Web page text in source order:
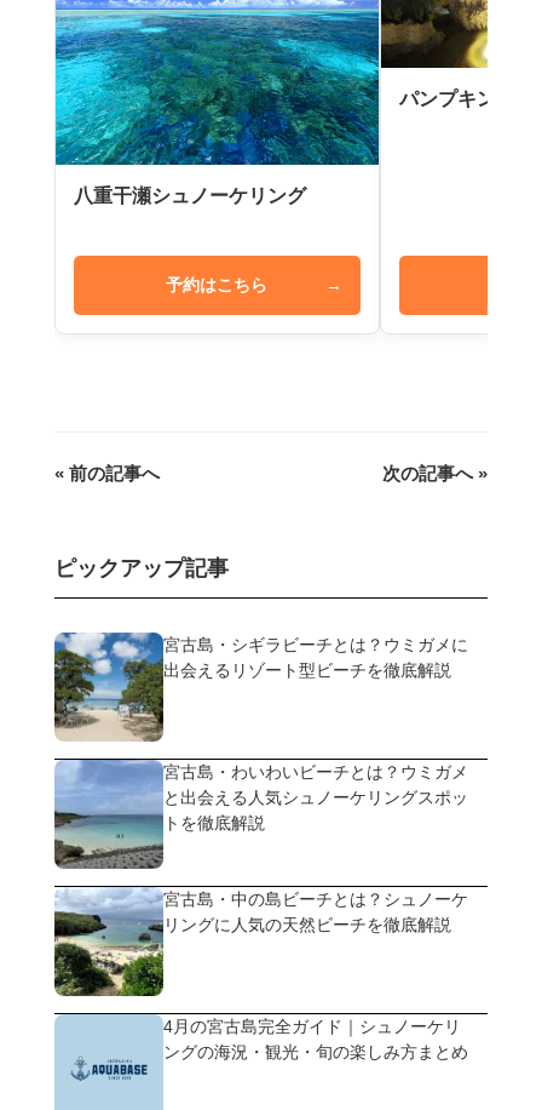
八重干瀬シュノーケリング
予約はこちら →
パンプキン鍾乳
« 前の記事へ 次の記事へ »
ピックアップ記事
宮古島・シギラビーチとは？ウミガメに
出会えるリゾート型ビーチを徹底解説
宮古島・わいわいビーチとは？ウミガメ
と出会える人気シュノーケリングスポッ
トを徹底解説
宮古島・中の島ビーチとは？シュノーケ
リングに人気の天然ビーチを徹底解説
4月の宮古島完全ガイド｜シュノーケリ
ングの海況・観光・旬の楽しみ方まとめ